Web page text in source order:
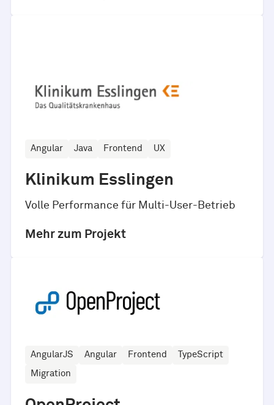
Angular Java Frontend UX
Klinikum Esslingen
Volle Performance für Multi-User-Betrieb
Mehr zum Projekt
AngularJS Angular Frontend TypeScript
Migration